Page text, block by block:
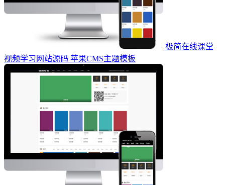
极简在线课堂
视频学习网站源码 苹果CMS主题模板